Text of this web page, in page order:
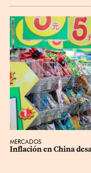
MERCADOS
Inflación en China